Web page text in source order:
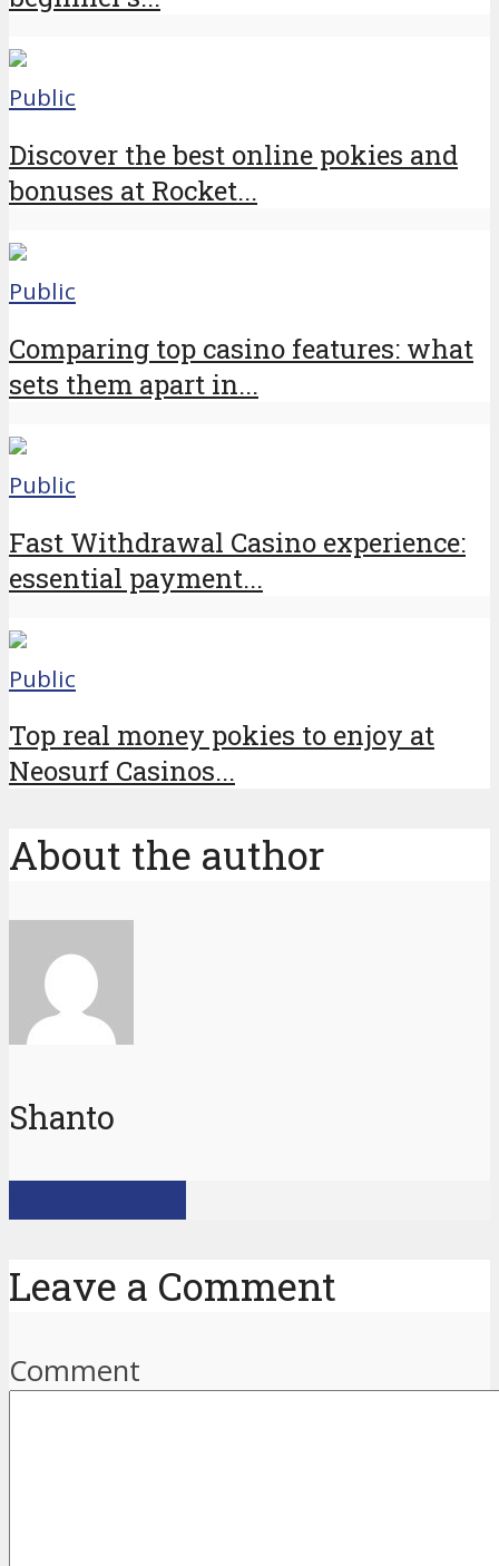
Public
Discover the best online pokies and
bonuses at Rocket...
Public
Comparing top casino features: what
sets them apart in...
Public
Fast Withdrawal Casino experience:
essential payment...
Public
Top real money pokies to enjoy at
Neosurf Casinos...
About the author
Shanto
Leave a Comment
Comment